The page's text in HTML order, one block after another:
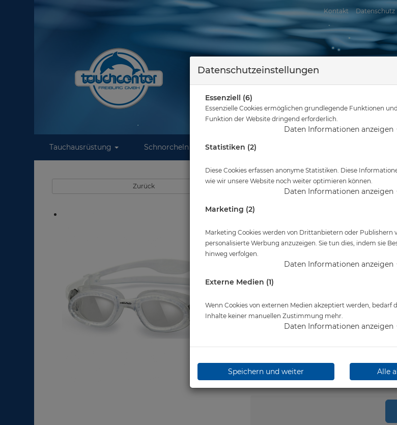
Kontakt Datenschutz
Tauchausrüstung Schnorcheln Wassersport
Sie sind hier Wassersport # Goggle SUPERFLEX JR.
Zurück
# Goggle SUPERFLEX JR. clear
Artikelnr.: head-451017clsmk
Herstellerpreis: 17,79 €
Lieferbar in 1-3 Werktage
Datenschutzeinstellungen
Essenziell (6)
Essenzielle Cookies ermöglichen grundlegende Funktionen
Funktion der Website dringend erforderlich.
Daten Informationen anzeigen
Statistiken (2)
Diese Cookies erfassen anonyme Statistiken. Diese
wie wir unsere Website noch weiter optimieren können.
Daten Informationen anzeigen
Marketing (2)
Marketing Cookies werden von Drittanbietern oder Publishern
personalisierte Werbung anzuzeigen. Sie tun dies, indem sie
hinweg verfolgen.
Daten Informationen anzeigen
Externe Medien (1)
Wenn Cookies von externen Medien akzeptiert werden, bedarf
Inhalte keiner manuellen Zustimmung mehr.
Daten Informationen anzeigen
Speichern und weiter Alle